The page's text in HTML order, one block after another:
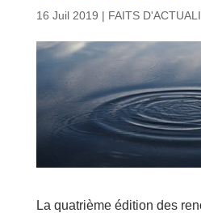
16 Juil 2019 | FAITS
La quatrième édition des